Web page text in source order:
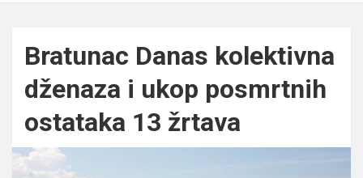
Bratunac Danas kolektivna
dženaza i ukop posmrtnih
ostataka 13 žrtava